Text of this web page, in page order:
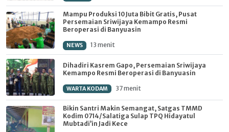
Mampu Produksi 10 Juta Bibit Gratis, Pusat
Persemaian Sriwijaya Kemampo Resmi
Beroperasi di Banyuasin
NEWS 13 menit
Dihadiri Kasrem Gapo, Persemaian Sriwijaya
Kemampo Resmi Beroperasi di Banyuasin
WARTA KODAM 37 menit
Bikin Santri Makin Semangat, Satgas TMMD
Kodim 0714/Salatiga Sulap TPQ Hidayatul
Mubtadi’in Jadi Kece